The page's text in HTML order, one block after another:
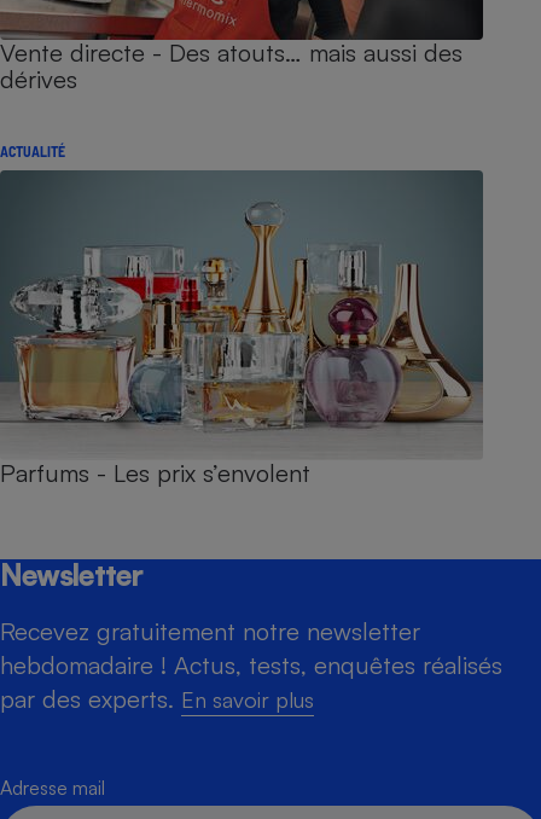
Vente directe - Des atouts… mais aussi des
dérives
ACTUALITÉ
Parfums - Les prix s’envolent
Newsletter
Recevez gratuitement notre newsletter
hebdomadaire ! Actus, tests, enquêtes réalisés
par des experts. En savoir plus
Adresse mail